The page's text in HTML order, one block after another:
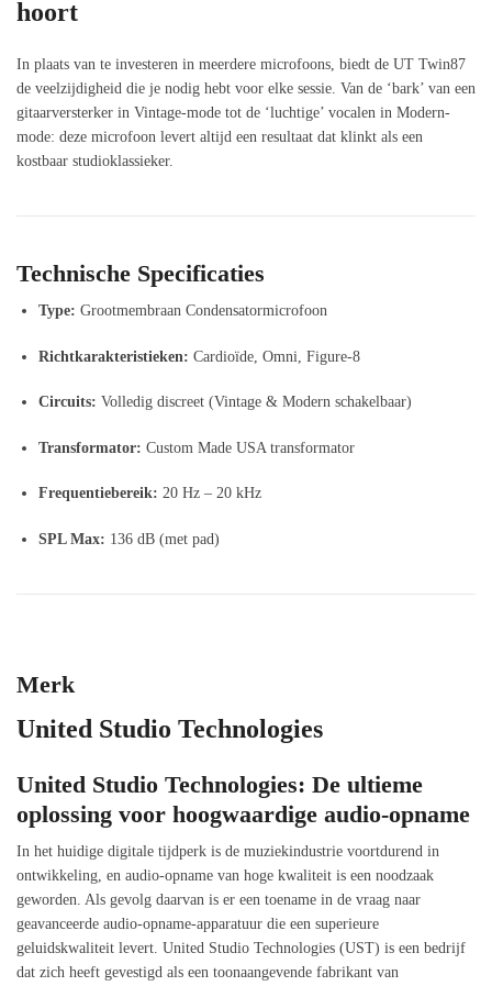
hoort
In plaats van te investeren in meerdere microfoons, biedt de UT Twin87
de veelzijdigheid die je nodig hebt voor elke sessie. Van de ‘bark’ van een
gitaarversterker in Vintage-mode tot de ‘luchtige’ vocalen in Modern-
mode: deze microfoon levert altijd een resultaat dat klinkt als een
kostbaar studioklassieker.
Technische Specificaties
Type: Grootmembraan Condensatormicrofoon
Richtkarakteristieken: Cardioïde, Omni, Figure-8
Circuits: Volledig discreet (Vintage & Modern schakelbaar)
Transformator: Custom Made USA transformator
Frequentiebereik: 20 Hz – 20 kHz
SPL Max: 136 dB (met pad)
Merk
United Studio Technologies
United Studio Technologies: De ultieme
oplossing voor hoogwaardige audio-opname
In het huidige digitale tijdperk is de muziekindustrie voortdurend in
ontwikkeling, en audio-opname van hoge kwaliteit is een noodzaak
geworden. Als gevolg daarvan is er een toename in de vraag naar
geavanceerde audio-opname-apparatuur die een superieure
geluidskwaliteit levert. United Studio Technologies (UST) is een bedrijf
dat zich heeft gevestigd als een toonaangevende fabrikant van